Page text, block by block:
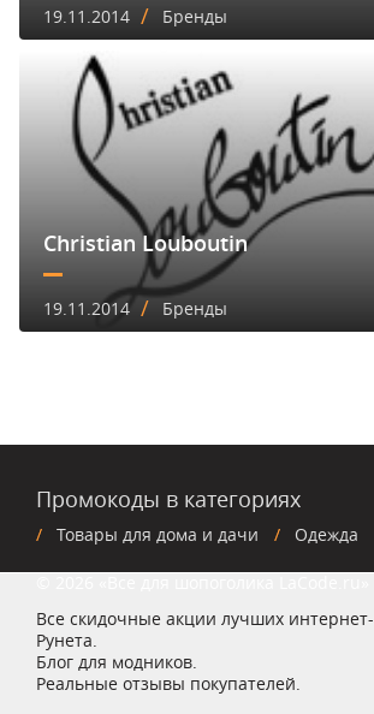
19.11.2014 / Бренды
Christian Louboutin
19.11.2014 / Бренды
Промокоды в категориях
Товары для дома и дачи Одежда
Все скидочные акции лучших
Рунета.
Блог для модников.
Реальные отзывы покупателей.